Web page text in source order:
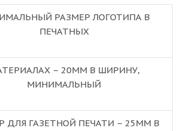
РАЗМЕР ЛОГОТИПА В
ПЕЧАТНЫХ
– 20ММ В ШИРИНУ,
МИНИМАЛЬНЫЙ
ДЛЯ ГАЗЕТНОЙ ПЕЧАТИ – 25ММ В